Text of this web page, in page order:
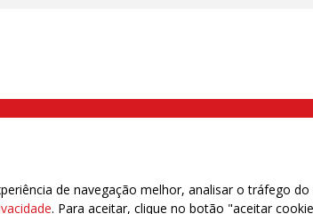
Brás, São Paulo/SP | Telefone (11) 2108 9200 - Fax (11) 2108
de navegação melhor, analisar o tráfego
. Para aceitar, clique no botão "aceitar